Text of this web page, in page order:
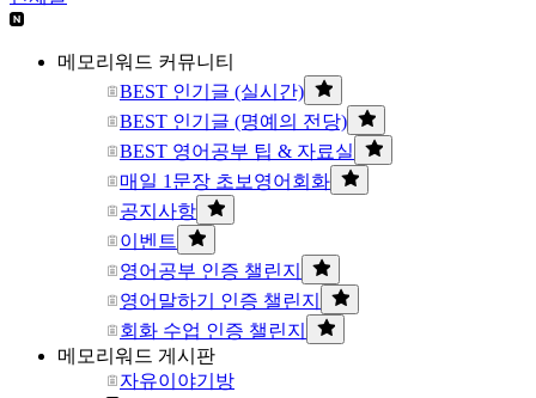
메모리워드 커뮤니티
BEST 인기글 (실시간)
BEST 인기글 (명예의 전당)
BEST 영어공부 팁 & 자료실
매일 1문장 초보영어회화
공지사항
이벤트
영어공부 인증 챌린지
영어말하기 인증 챌린지
회화 수업 인증 챌린지
메모리워드 게시판
자유이야기방